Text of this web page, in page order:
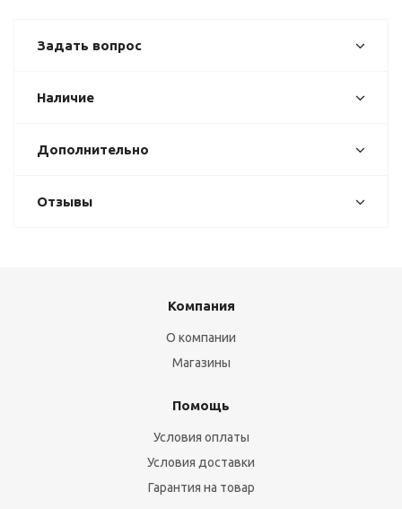
Задать вопрос
Наличие
Дополнительно
Отзывы
Компания
О компании
Магазины
Помощь
Условия оплаты
Условия доставки
Гарантия на товар